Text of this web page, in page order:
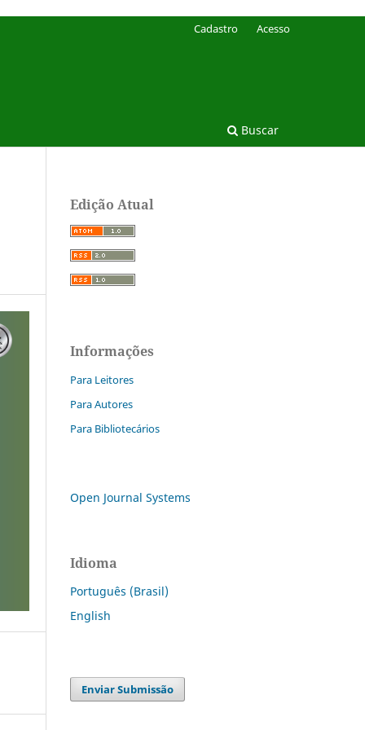
Buscar
Cadastro Acesso
Edição Atual
Informações
Para Leitores
Para Autores
Para Bibliotecários
Open Journal Systems
Idioma
Português (Brasil)
English
Enviar Submissão